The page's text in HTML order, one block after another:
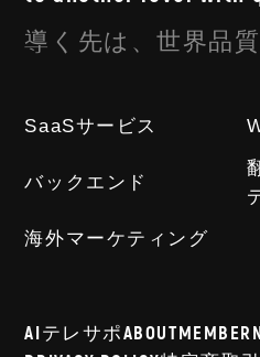
導く先は、世界品質
SaaSサービス
バックエンド
海外マーケティング
AIテレサポABOUTMEMBER